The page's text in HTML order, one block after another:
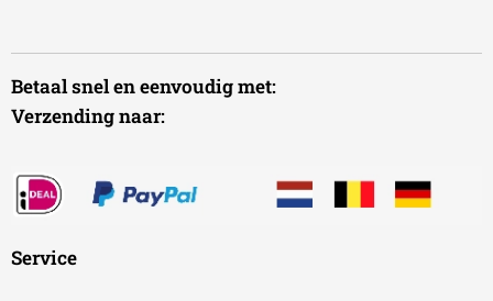
Betaal snel en eenvoudig met:
Verzending naar:
Service